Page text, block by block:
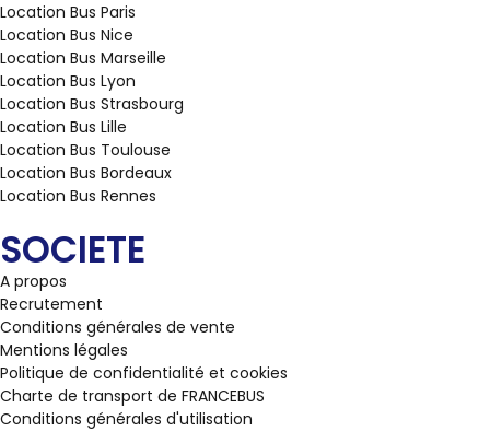
Location Bus Paris
Location Bus Nice
Location Bus Marseille
Location Bus Lyon
Location Bus Strasbourg
Location Bus Lille
Location Bus Toulouse
Location Bus Bordeaux
Location Bus Rennes
SOCIETE
A propos
Recrutement
Conditions générales de vente
Mentions légales
Politique de confidentialité et cookies
Charte de transport de FRANCEBUS
Conditions générales d'utilisation